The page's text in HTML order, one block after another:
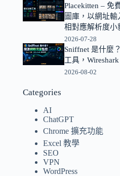
Placekitten – 免
圖庫，以網址
相對應解析度小
2026-07-28
Sniffnet 是什麼
工具，
2026-08-02
Categories
AI
ChatGPT
Chrome 擴充功能
Excel 教學
SEO
VPN
WordPress